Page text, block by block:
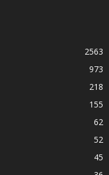
2563
973
218
155
62
52
45